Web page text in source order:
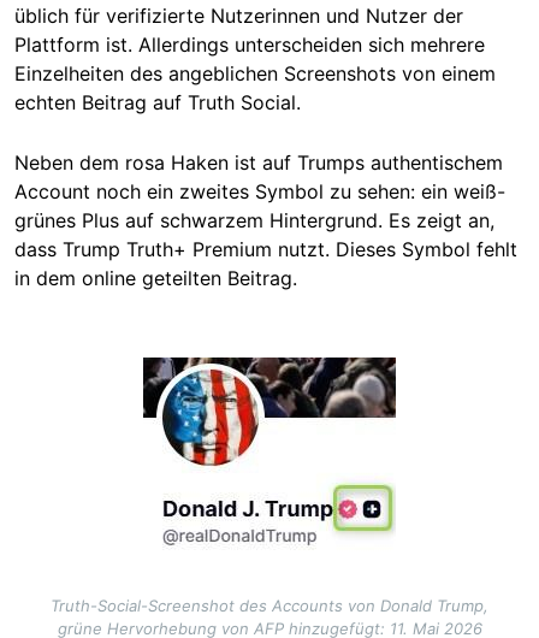
üblich für verifizierte Nutzerinnen und Nutzer der
Plattform ist. Allerdings unterscheiden sich mehrere
Einzelheiten des angeblichen Screenshots von einem
echten Beitrag auf Truth Social.
Neben dem rosa Haken ist auf Trumps authentischem
Account noch ein zweites Symbol zu sehen: ein weiß-
grünes Plus auf schwarzem Hintergrund. Es zeigt an,
dass Trump Truth+ Premium nutzt. Dieses Symbol fehlt
in dem online geteilten Beitrag.
Truth-Social-Screenshot des Accounts von Donald Trump,
grüne Hervorhebung von AFP hinzugefügt: 11. Mai 2026